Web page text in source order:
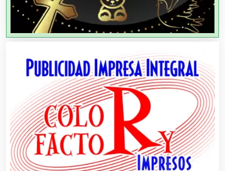
Aparatos y Equipos Eléctricos
Arquitectos
Artes Gráficas
Artesanías